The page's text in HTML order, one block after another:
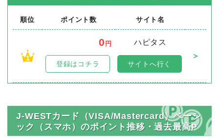
順位 ポイント数 サイト名
1
0 円
ハピタス
＞
登録はコチラ サイトへ行く
J-WESTカード（VISA/Mastercard）ベーシ
ック（スマホ）のポイント推移・過去最高P